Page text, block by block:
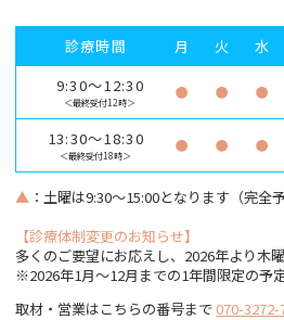
診療時間 月 火 水
9:30～12:30
＜最終受付12時＞
● ● ●
13:30～18:30
＜最終受付18時＞
● ● ●
▲ ：土曜は9:30～15:00となります（完全予
【診療体制変更のお知らせ】
多くのご要望にお応えし、2026年より木
※2026年1月〜12月までの1年間限定の予定
取材・営業はこちらの番号まで 070-3272-